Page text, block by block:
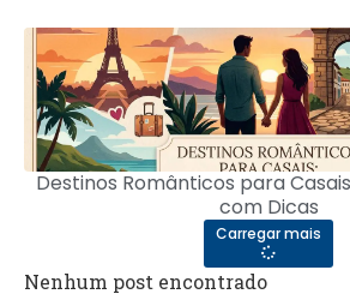
Destinos Românticos para
com Dicas
Carregar mais
Nenhum post encontrado